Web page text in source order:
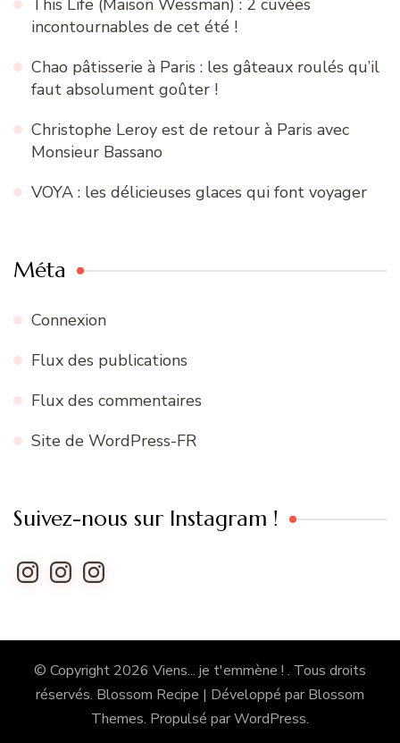
This Life (Maison Wessman) : 2 cuvées
incontournables de cet été !
Chao pâtisserie à Paris : les gâteaux roulés qu’il
faut absolument goûter !
Christophe Leroy est de retour à Paris avec
Monsieur Bassano
VOYA : les délicieuses glaces qui font voyager
Méta
Connexion
Flux des publications
Flux des commentaires
Site de WordPress-FR
Suivez-nous sur Instagram !
Instagram
InstagramInstagram
© Copyright 2026 Viens... je t'emmène ! . Tous droits
réservés. Blossom Recipe | Développé par Blossom
Themes. Propulsé parWordPress.